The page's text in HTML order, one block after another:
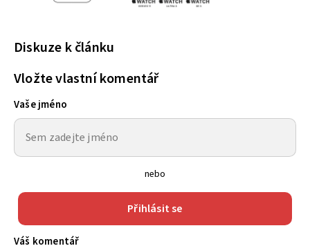
Diskuze k článku
Vložte vlastní komentář
Vaše jméno
nebo
Přihlásit se
Váš komentář